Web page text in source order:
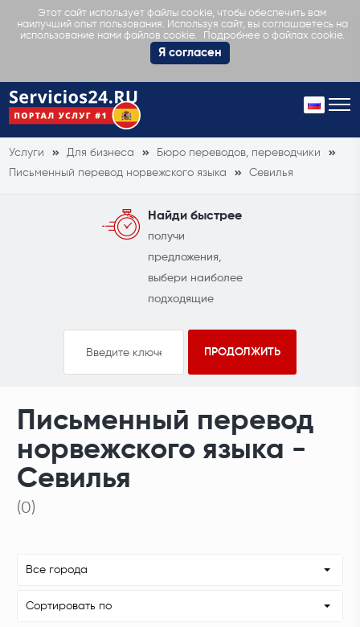
Этот сайт использует файлы cookie, чтобы обеспечить вам
наилучший опыт пользования. Используя сайт, вы соглашаетесь на
использование нами файлов cookie.
Подробнее о файлах cookie.
Я согласен
Услуги Для бизнеса
Бюро переводов, переводчики
Письменный перевод норвежского языка
Севилья
Найди быстрее
получи
предложения,
выбери наиболее
подходящие
Письменный перевод
норвежского языка -
Севилья
(0)
Все города
Сортировать по